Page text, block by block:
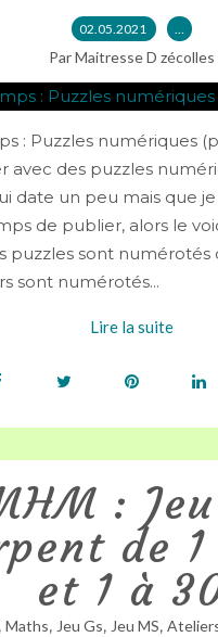
02.05.2021 …
Par Maitresse D zécolles
: Puzzles numériques
avec des puzzles
date un peu mais que je
de publier, alors le
puzzles sont numérotés
sont numérotés...
Lire la suite
:
de
et 1 à
, Maths, Jeu Gs, Jeu MS,